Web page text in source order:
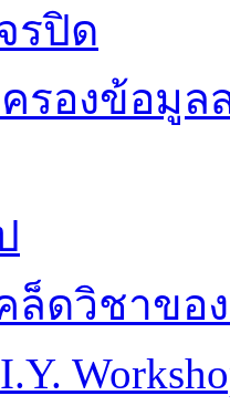
รปิด
รองข้อมูล
ล็ดวิชาขอ